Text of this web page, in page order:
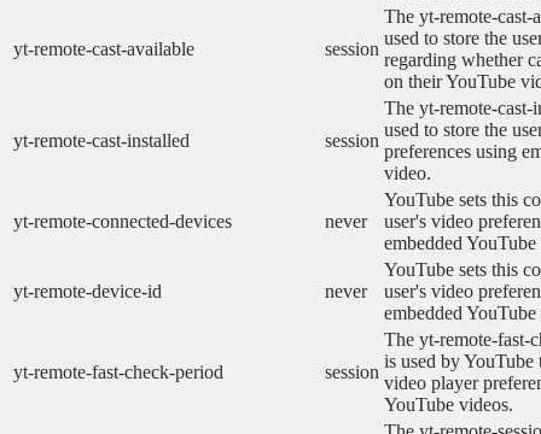
yt-remote-cast-available session
The yt-remote-cast-
used to store the
regarding whether
on their YouTube
yt-remote-cast-installed session
The yt-remote-cast-
used to store the
preferences using
video.
yt-remote-connected-devices never
YouTube sets this
user's video
embedded
yt-remote-device-id never
YouTube sets this
user's video
embedded
yt-remote-fast-check-period session
The yt-remote-fast-
is used by YouTube
video player
YouTube videos.